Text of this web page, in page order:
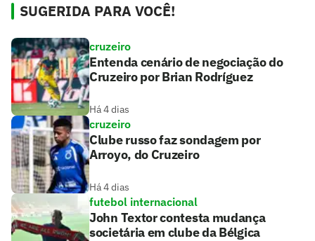
SUGERIDA PARA VOCÊ!
cruzeiro
Entenda cenário de negociação do
Cruzeiro por Brian Rodríguez
Há 4 dias
cruzeiro
Clube russo faz sondagem por
Arroyo, do Cruzeiro
Há 4 dias
futebol internacional
John Textor contesta mudança
societária em clube da Bélgica